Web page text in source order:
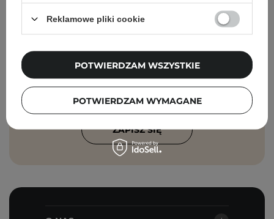
Zgadzam się na otrzymywanie
wiadomości marketingowych i
przetwarzanie moich danych przez
Cosibella sp. z o.o, zgodnie z polityką
ZAPISZ SIĘ
Reklamowe pliki cookie
POTWIERDZAM WYMAGANE
POTWIERDZAM WSZYSTKIE